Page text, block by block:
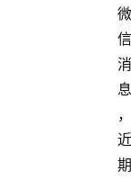
微
信
消
息
，
近
期